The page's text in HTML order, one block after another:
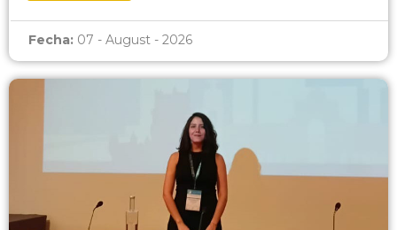
Fecha: 07 - August - 2026